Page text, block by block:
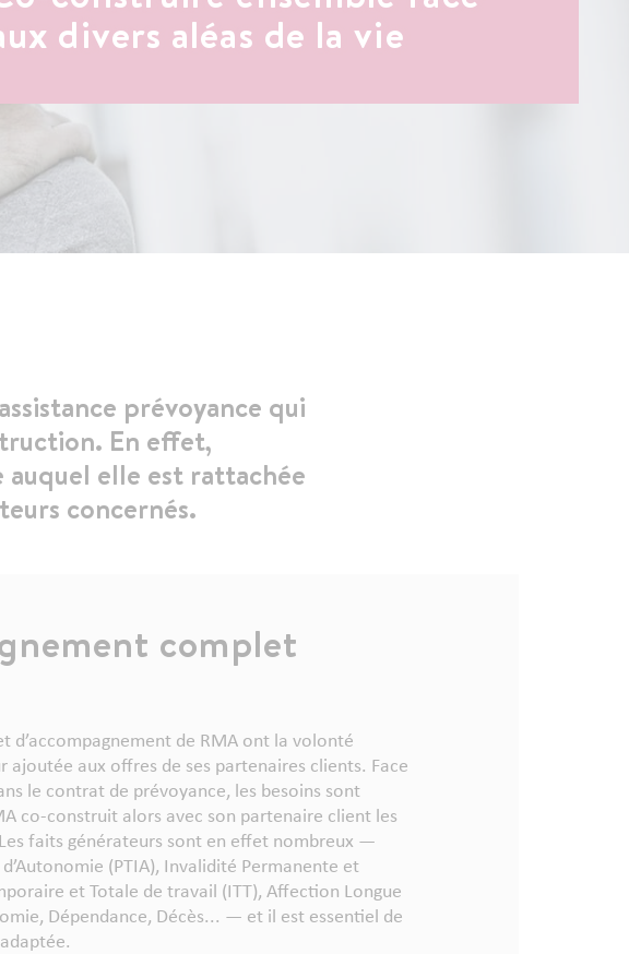
Accompagnement
divers aléas de la vie
prévoyance qui
En effet,
auquel elle est rattachée
concernés.
complet
d’accompagnement de RMA ont la volonté
ajoutée aux offres de ses partenaires clients. Face
le contrat de prévoyance, les besoins sont
co-construit alors avec son partenaire client les
faits générateurs sont en effet nombreux —
(PTIA), Invalidité Permanente et
et Totale de travail (ITT), Affection Longue
Dépendance, Décès... — et il est essentiel de